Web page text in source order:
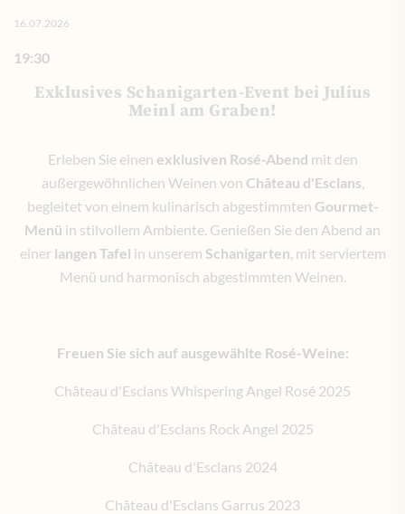
16.07.2026
19:30
Exklusives Schanigarten-Event bei Julius
Meinl am Graben!
Erleben Sie einen exklusiven Rosé-Abend mit den
außergewöhnlichen Weinen von Château d'Esclans
begleitet von einem kulinarisch abgestimmten Gourmet-
Menü in stilvollem Ambiente. Genießen Sie den Abend an
einer langen Tafel in unserem Schanigarten , mit serviertem
Menü und harmonisch abgestimmten Weinen.
Freuen Sie sich auf ausgewählte Rosé-Weine:
Château d'Esclans Whispering Angel Rosé 2025
Château d'Esclans Rock Angel 2025
Château d'Esclans 2024
Château d'Esclans Garrus 2023